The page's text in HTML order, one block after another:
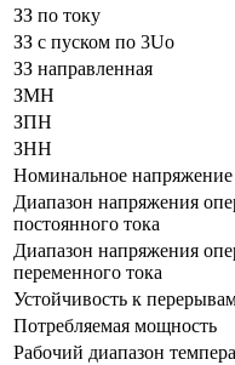
ЗЗ по току
ЗЗ с пуском по 3Uo
ЗЗ направленная
ЗМН
ЗПН
ЗНН
Номинальное
Диапазон напряжения
постоянного тока
Диапазон напряжения
переменного тока
Устойчивость к
Потребляемая мощность
Рабочий диапазон